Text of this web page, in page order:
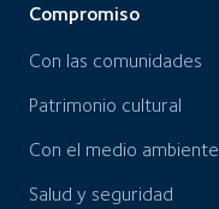
Compromiso
Con las comunidades
Patrimonio cultural
Con el medio ambiente
Salud y seguridad